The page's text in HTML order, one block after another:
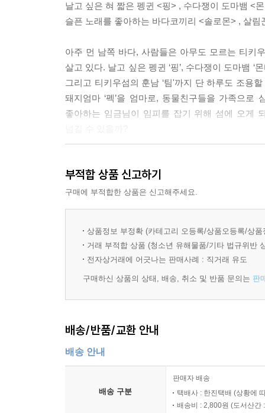
날고 싶은 혀 짧은 펭귄 <핑> , 수다쟁이 도마뱀 <
슬픈 노래를 좋아하는 바다코끼리 <솔로몬> , 살
아주 먼 남쪽 바다, 사람들은 아무도 모르는 티키
살고 있다. 날고 싶은 펭귄 ‘핑’, 수다쟁이 도마뱀 ‘
그리고 티키우섬의 훈남 ‘팀'까지 단 하루도 조용
돼지엄마 ‘펙’을 엄마로, 동물친구들을 가족으
좋아하는 임금님이 임피를 잡기 위해 섬에 오게
[Staff]
원작자 _ 막스 크루제 : 1921년 11월 19일 독일
발행부수가 300만부에 이른다. 동화책들의 성공
성공을 거두게 되었다. 1편의 성공과 인기에 힘
프로듀서, 시나리오 작가, 감독 / 레인하드 크루즈
부서를 책임지고 있다.
프로듀서, 합동 감독 / 호거 테프 : 1969년생인 호
애니메이션과 CGI를 제작해왔다. 독일 디지털 애
음악 / 한스 짐머& 제임스 둘리 : 한스 짐머는 1994
부적합 상품 신고하기
구매에 부적합한 상품은 신고해주세요.
상품정보 부정확 (카테고리 오등록/상품오등록/상
거래 부적합 상품 (청소년 유해물품/기타 법규위반
전자상거래에 어긋나는 판매사례 : 직거래 유도
구매하신 상품의 상태, 배송, 취소 및 반품 문의는 판
배송/반품/교환 안내
배송 안내
배송 구분
판매자 배송
택배사 : 한진택배 (상황에
배송비 : 2,800원 (도서산간